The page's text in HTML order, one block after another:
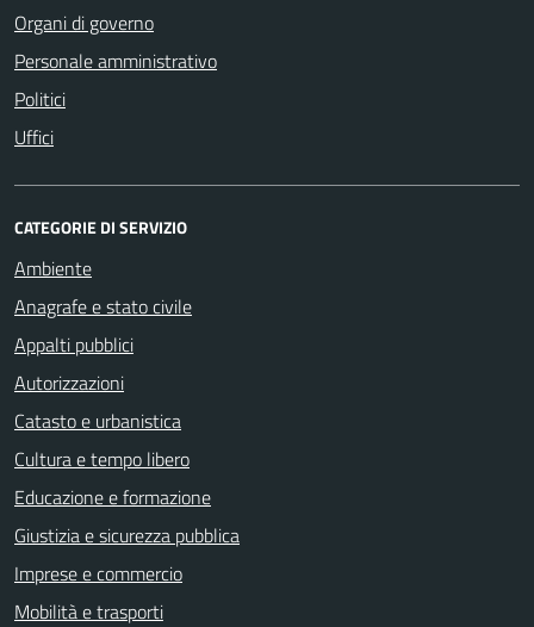
Organi di governo
Personale amministrativo
Politici
Uffici
CATEGORIE DI SERVIZIO
Ambiente
Anagrafe e stato civile
Appalti pubblici
Autorizzazioni
Catasto e urbanistica
Cultura e tempo libero
Educazione e formazione
Giustizia e sicurezza pubblica
Imprese e commercio
Mobilità e trasporti